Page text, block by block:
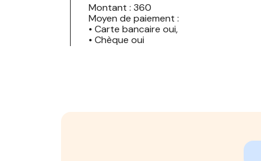
Montant : 360
Moyen de paiement :
• Carte bancaire oui,
• Chèque oui